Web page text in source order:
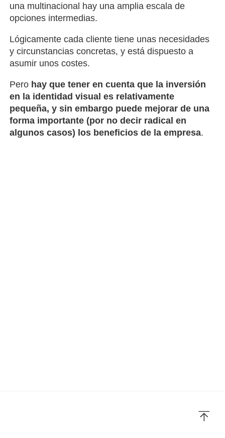
una multinacional hay una amplia escala de
opciones intermedias.
Lógicamente cada cliente tiene unas necesidades
y circunstancias concretas, y está dispuesto a
asumir unos costes.
Pero hay que tener en cuenta que la inversión
en la identidad visual es relativamente
pequeña, y sin embargo puede mejorar de una
forma importante (por no decir radical en
algunos casos) los beneficios de la empresa.